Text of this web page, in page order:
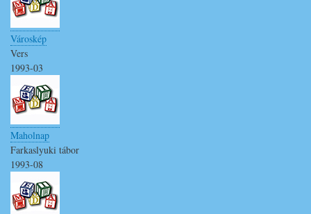
Városkép
Vers
1993-03
Maholnap
Farkaslyuki tábor
1993-08